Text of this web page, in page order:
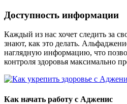
Доступность информации
Каждый из нас хочет следить за
знают, как это делать.
наглядную информацию, что
контроля здоровья максимально
Как начать работу с Адженис